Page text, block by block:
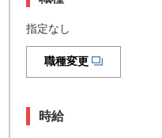
指定なし
職種変更
時給